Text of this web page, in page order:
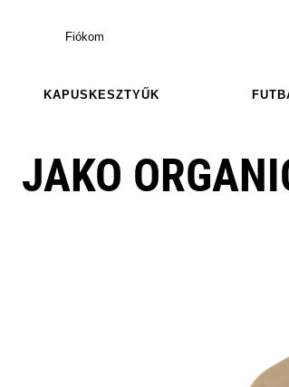
Fiókom
KAPUSKESZTYŰK
JAKO